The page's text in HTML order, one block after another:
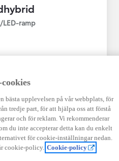
LED-ramp
Automat
mer
bästa upplevelsen på vår webbplats, för
tredje part, för att hjälpa oss att förstå
och för reklam. Vi rekommenderar
du inte accepterar detta kan du enkelt
för cookie-inställningar nedan.
cookie-policy. Cookie-policy